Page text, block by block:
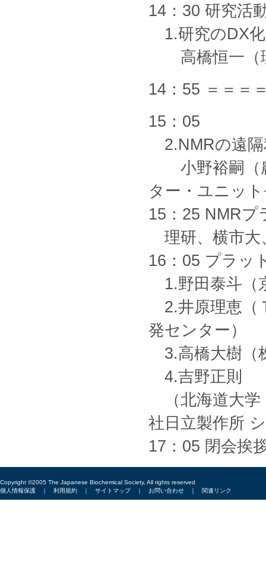
14：30 研究活
1.研究のDX化
高橋恒一（
14：55 ＝＝＝
15：05
2.NMRの遠隔
小野裕嗣（農
ター・ユニッ
15：25 NMR
理研、横市大
16：05 プラッ
1.野田泰斗（
2.井原理恵（
発センター）
3.高橋大樹（
4.吉野正則
（北海道大学
社日立製作所
17：05 閉会挨
Copyright ©2005 The Japanese Biochemical Society, All rights reserved
個人情報保護 ｜ 利用規約 ｜ サイトマップ｜ お問い合わせ ｜ 関連リンク